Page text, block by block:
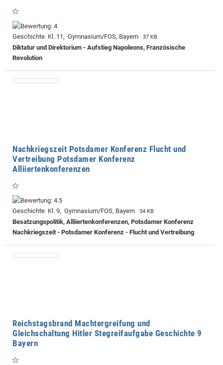
Geschichte Kl. 11, Gymnasium/FOS, Bayern 37 KB
Diktatur und Direktorium - Aufstieg Napoleons, Französische
Revolution
Nachkriegszeit Potsdamer Konferenz Flucht und
Vertreibung Potsdamer Konferenz
Alliiertenkonferenzen
Geschichte Kl. 9, Gymnasium/FOS, Bayern 34 KB
Besatzungspolitik, Alliiertenkonferenzen, Potsdamer Konferenz
Nachkriegszeit - Potsdamer Konferenz - Flucht und Vertreibung
Reichstagsbrand Machtergreifung und
Gleichschaltung Hitler Stegreifaufgabe Geschichte 9
Bayern